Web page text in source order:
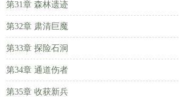
第31章 森林遗迹
第32章 肃清巨魔
第33章 探险石洞
第34章 通道伤者
第35章 收获新兵